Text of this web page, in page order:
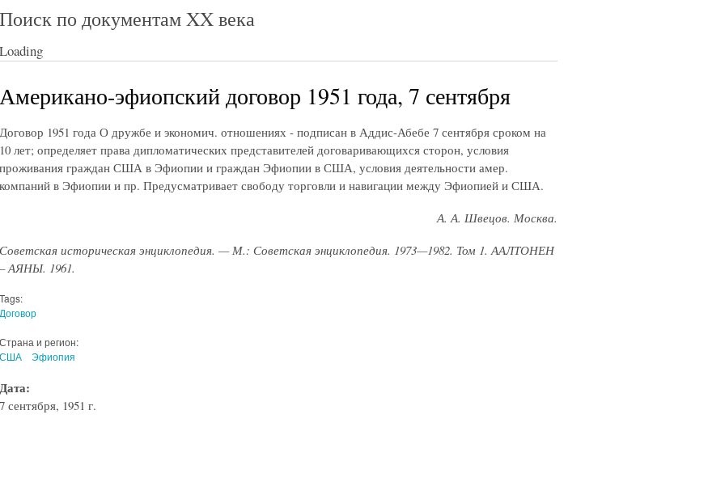
Поиск по документам XX века
Loading
Американо-эфиопский договор 1951 года, 7 сентября
Договор 1951 года О дружбе и экономич. отношениях - подписан в Аддис-Абебе 7 сентября сроком на
10 лет; определяет права дипломатических представителей договаривающихся сторон, условия
проживания граждан США в Эфиопии и граждан Эфиопии в США, условия деятельности амер.
компаний в Эфиопии и пр. Предусматривает свободу торговли и навигации между Эфиопией и США.
А. А. Швецов. Москва.
Советская историческая энциклопедия. — М.: Советская энциклопедия. 1973—1982. Том 1. ААЛТОНЕН
– АЯНЫ. 1961.
Tags:
Договор
Страна и регион:
США
Эфиопия
Дата:
7 сентября, 1951 г.